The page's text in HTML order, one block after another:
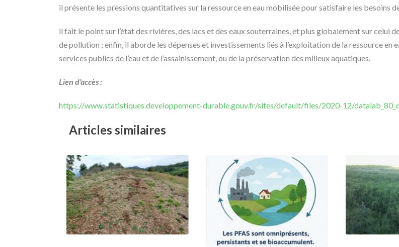
il présente les pressions quantitatives sur la ressource en eau mobilisée pour satisfaire les besoins
il fait le point sur l’état des rivières, des lacs et des eaux souterraines, et plus globalement sur celui
de pollution ; enfin, il aborde les dépenses et investissements liés à l’exploitation de la ressource en
services publics de l’eau et de l’assainissement, ou de la préservation des milieux aquatiques.
Lien d’accès :
https://www.statistiques.developpement-durable.gouv.fr/sites/default/files/2020-12/
Articles similaires